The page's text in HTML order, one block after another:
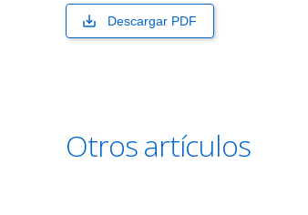
Descargar PDF
Otros artículos